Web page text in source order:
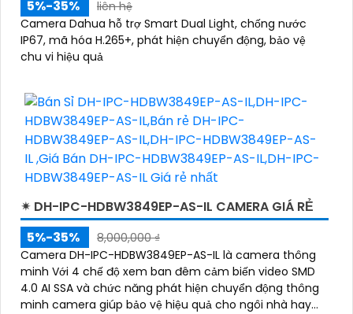
5%-35%
liên hệ
Camera Dahua hỗ trợ Smart Dual Light, chống nước
IP67, mã hóa H.265+, phát hiện chuyển động, bảo vệ
chu vi hiệu quả
✴ DH-IPC-HDBW3849EP-AS-IL CAMERA GIÁ RẺ
5%-35%
8,000,000 ₫
Camera DH-IPC-HDBW3849EP-AS-IL là camera thông
minh Với 4 chế độ xem ban đêm cảm biến video SMD
4.0 AI SSA và chức năng phát hiện chuyển động thông
minh camera giúp bảo vệ hiệu quả cho ngôi nhà hay